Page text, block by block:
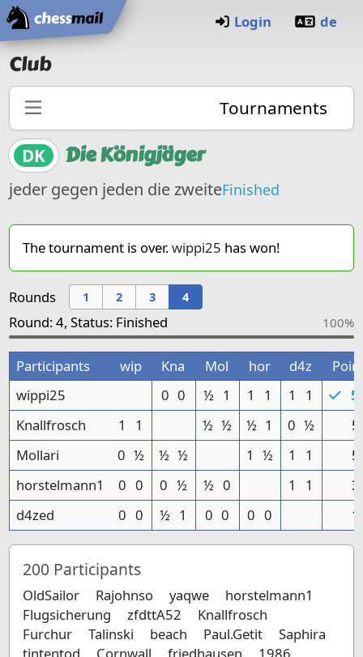
Home
Login de
Club
Tournaments
DK Die Königjäger
jeder gegen jeden die zweiteFinished
The tournament is over.wippi25 has won!
Rounds 1 2 3 4
Round: 4, Status: Finished 100%
Participants wip Kna Mol hor d4z
wippi25
0 0 ½ 1 1 1 1 1
Knallfrosch
1 1 ½ ½ ½ 1 0 ½
Mollari
0 ½ ½ ½ 1 ½ 1 1
horstelmann1
0 0 0 ½ ½ 0 1 1
d4zed
0 0 ½ 1 0 0 0 0
200 Participants
OldSailor Rajohnso yaqwe
horstelmann1
Flugsicherung
zfdttA52
Knallfrosch
Furchur
Talinski beach Paul.Getit
Saphira